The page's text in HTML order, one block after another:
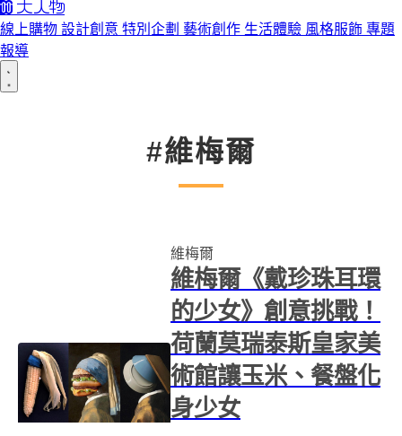
線上購物 設計創意 特別企劃 藝術創作 生活體驗 風格服飾 專題
報導
#維梅爾
維梅爾
維梅爾《戴珍珠耳環
的少女》創意挑戰！
荷蘭莫瑞泰斯皇家美
術館讓玉米、餐盤化
身少女